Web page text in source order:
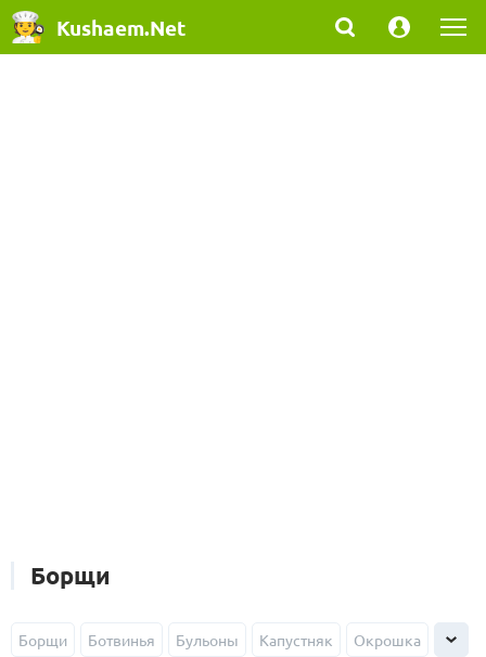
Kushaem.Net
Борщи
Борщи Ботвинья Бульоны Капустняк Окрошка